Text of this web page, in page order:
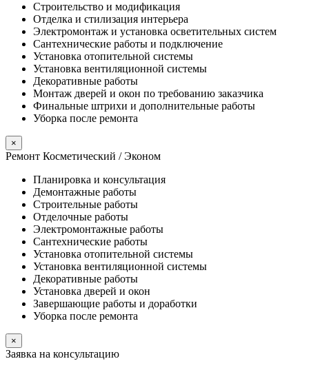
Строительство и модификация
Отделка и стилизация интерьера
Электромонтаж и установка осветительных систем
Сантехнические работы и подключение
Установка отопительной системы
Установка вентиляционной системы
Декоративные работы
Монтаж дверей и окон по требованию заказчика
Финальные штрихи и дополнительные работы
Уборка после ремонта
×
Ремонт Косметический / Эконом​
Планировка и консультация
Демонтажные работы
Строительные работы
Отделочные работы
Электромонтажные работы
Сантехнические работы
Установка отопительной системы
Установка вентиляционной системы
Декоративные работы
Установка дверей и окон
Завершающие работы и доработки
Уборка после ремонта
×
Заявка на консультацию